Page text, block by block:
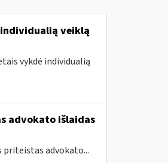
veiklą
vykdė individualią
advokato išlaidas
advokato...